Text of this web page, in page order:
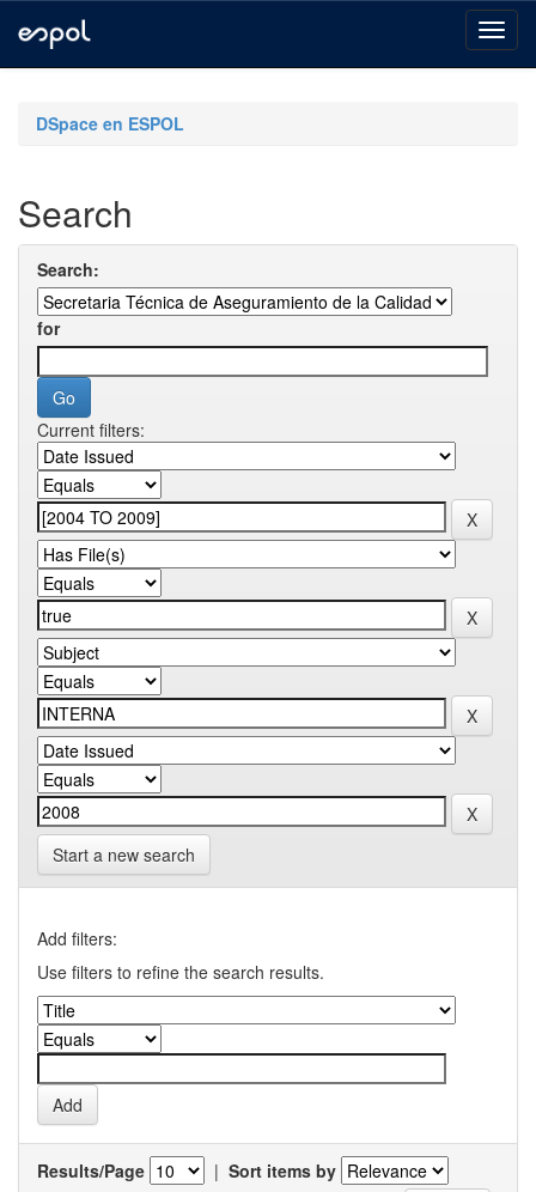
navigationDSpace en ESPOL
Search
Search:
for
Current filters:
Start a new search
Add filters:
Use filters to refine the search results.
Results/Page | Sort items by